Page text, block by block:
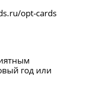
opt-cards
год или